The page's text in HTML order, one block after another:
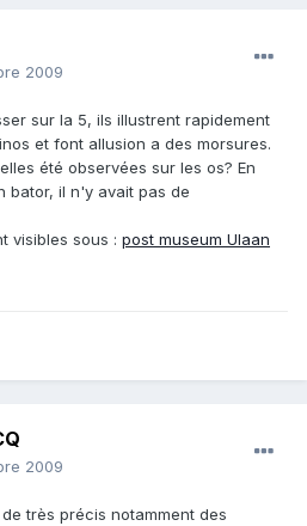
2009
sur la 5, ils illustrent rapidement
et font allusion a des morsures.
été observées sur les os? En
bator, il n'y avait pas de
visibles sous : post museum Ulaan
2009
très précis notamment des